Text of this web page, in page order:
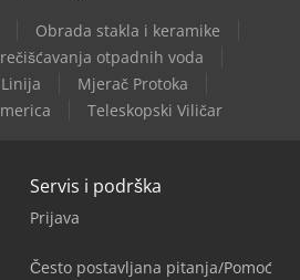
Obrada stakla i keramike
otpadnih voda
Mjerač Protoka
Teleskopski Viličar
Servis i podrška
Prijava
Često postavljana pitanja/Pomoć